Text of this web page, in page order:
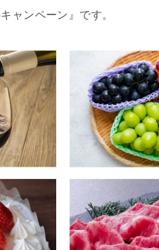
ャンペーン』です。